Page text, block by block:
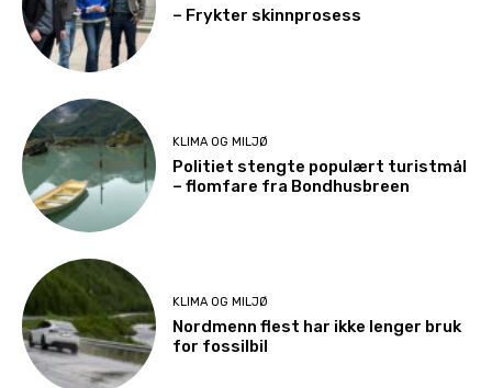
– Frykter skinnprosess
KLIMA OG MILJØ
Politiet stengte populært turistmål
– flomfare fra Bondhusbreen
KLIMA OG MILJØ
Nordmenn flest har ikke lenger bruk
for fossilbil